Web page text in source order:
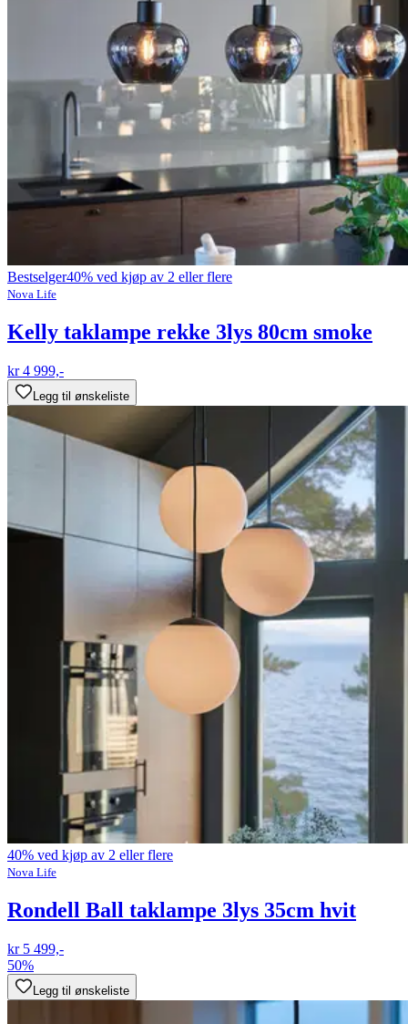
Bestselger40% ved kjøp av 2 eller flere
Nova Life
Kelly taklampe rekke 3lys 80cm smoke
kr 4 999,-
Legg til ønskeliste
40% ved kjøp av 2 eller flere
Nova Life
Rondell Ball taklampe 3lys 35cm hvit
kr 5 499,-
50%
Legg til ønskeliste